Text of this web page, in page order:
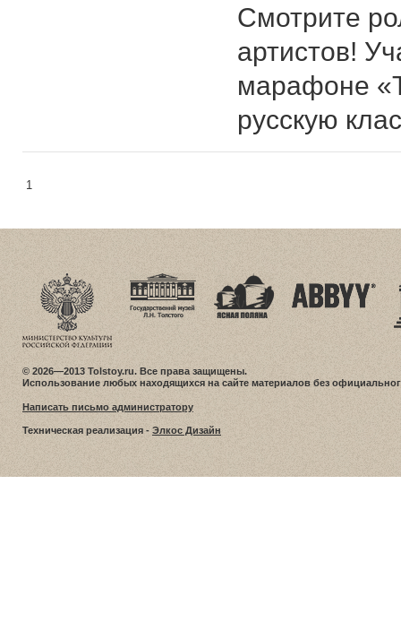
Смотрите
артистов!
марафоне
русскую
1
© 2026—2013 Tolstoy.ru. Все права защищены.
Использование любых находящихся на сайте материалов без
Написать письмо администратору
Техническая реализация - Элкос Дизайн